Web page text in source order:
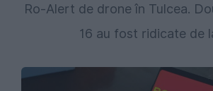
Ro-Alert de drone în Tulcea.
16 au fost ridicate de